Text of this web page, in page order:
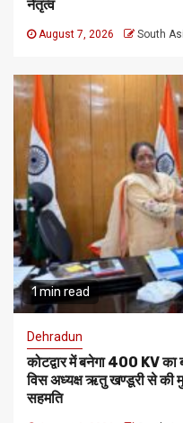
नेतृत्व
August 7, 2026 South
1 min read
Dehradun
कोटद्वार में बनेगा 400 KV का
विस अध्यक्ष ऋतु खण्डूरी से की
सहमति